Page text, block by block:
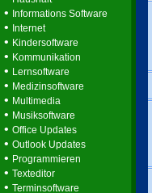
• Informations Software
• Internet
• Kindersoftware
• Kommunikation
• Lernsoftware
• Medizinsoftware
• Multimedia
• Musiksoftware
• Office Updates
• Outlook Updates
• Programmieren
• Texteditor
• Terminsoftware